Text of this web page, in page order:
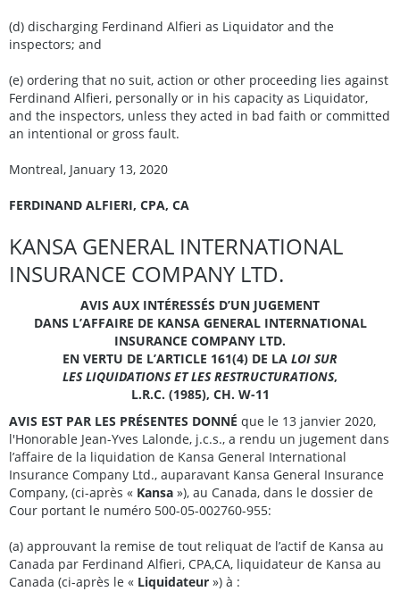
(d) discharging Ferdinand Alfieri as Liquidator and the
inspectors; and
(e) ordering that no suit, action or other proceeding lies against
Ferdinand Alfieri, personally or in his capacity as Liquidator,
and the inspectors, unless they acted in bad faith or committed
an intentional or gross fault.
Montreal, January 13, 2020
FERDINAND ALFIERI, CPA, CA
KANSA GENERAL INTERNATIONAL
INSURANCE COMPANY LTD.
AVIS AUX INTÉRESSÉS D’UN JUGEMENT
DANS L’AFFAIRE DE KANSA GENERAL INTERNATIONAL
INSURANCE COMPANY LTD.
EN VERTU DE L’ARTICLE 161(4) DE LA LOI SUR
LES LIQUIDATIONS ET LES RESTRUCTURATIONS,
L.R.C. (1985), CH. W-11
AVIS EST PAR LES PRÉSENTES DONNÉ que le 13 janvier 2020,
l'Honorable Jean-Yves Lalonde, j.c.s., a rendu un jugement dans
l’affaire de la liquidation de Kansa General International
Insurance Company Ltd., auparavant Kansa General Insurance
Company, (ci-après « Kansa »), au Canada, dans le dossier de
Cour portant le numéro 500-05-002760-955:
(a) approuvant la remise de tout reliquat de l’actif de Kansa au
Canada par Ferdinand Alfieri, CPA,CA, liquidateur de Kansa au
Canada (ci-après le « Liquidateur ») à :